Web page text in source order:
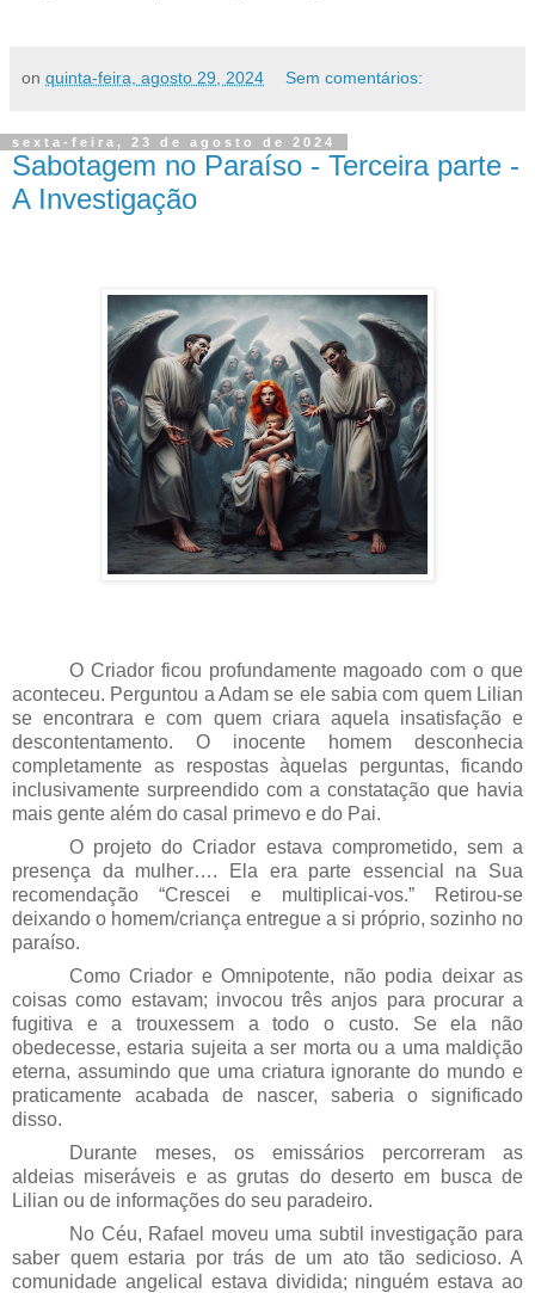
on quinta-feira, agosto 29, 2024 Sem comentários:
sexta-feira, 23 de agosto de 2024
Sabotagem no Paraíso - Terceira parte -
A Investigação
O Criador ficou profundamente magoado com o que
aconteceu. Perguntou a Adam se ele sabia com quem Lilian
se encontrara e com quem criara aquela insatisfação e
descontentamento. O inocente homem desconhecia
completamente as respostas àquelas perguntas, ficando
inclusivamente surpreendido com a constatação que havia
mais gente além do casal primevo e do Pai.
O projeto do Criador estava comprometido, sem a
presença da mulher…. Ela era parte essencial na Sua
recomendação “Crescei e multiplicai-vos.” Retirou-se
deixando o homem/criança entregue a si próprio, sozinho no
paraíso.
Como Criador e Omnipotente, não podia deixar as
coisas como estavam; invocou três anjos para procurar a
fugitiva e a trouxessem a todo o custo. Se ela não
obedecesse, estaria sujeita a ser morta ou a uma maldição
eterna, assumindo que uma criatura ignorante do mundo e
praticamente acabada de nascer, saberia o significado
disso.
Durante meses, os emissários percorreram as
aldeias miseráveis e as grutas do deserto em busca de
Lilian ou de informações do seu paradeiro.
No Céu, Rafael moveu uma subtil investigação para
saber quem estaria por trás de um ato tão sedicioso. A
comunidade angelical estava dividida; ninguém estava ao